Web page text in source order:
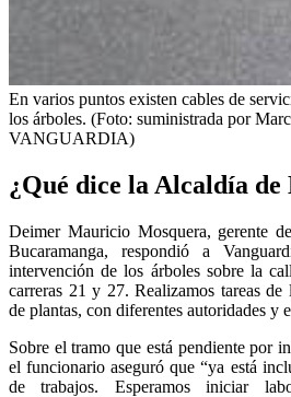
En varios puntos existen cables de
los árboles. (Foto: suministrada por
VANGUARDIA)
¿Qué dice la Alcaldía de
Deimer Mauricio Mosquera, gerente
Bucaramanga, respondió a
intervención de los árboles sobre la
carreras 21 y 27. Realizamos tareas
de plantas, con diferentes autoridades y
Sobre el tramo que está pendiente por
el funcionario aseguró que “ya está
de trabajos. Esperamos iniciar